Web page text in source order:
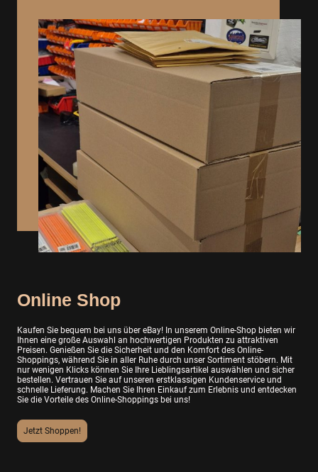
Online Shop
Kaufen Sie bequem bei uns über eBay! In unserem Online-Shop bieten wir
Ihnen eine große Auswahl an hochwertigen Produkten zu attraktiven
Preisen. Genießen Sie die Sicherheit und den Komfort des Online-
Shoppings, während Sie in aller Ruhe durch unser Sortiment stöbern. Mit
nur wenigen Klicks können Sie Ihre Lieblingsartikel auswählen und sicher
bestellen. Vertrauen Sie auf unseren erstklassigen Kundenservice und
schnelle Lieferung. Machen Sie Ihren Einkauf zum Erlebnis und entdecken
Sie die Vorteile des Online-Shoppings bei uns!
Jetzt Shoppen!